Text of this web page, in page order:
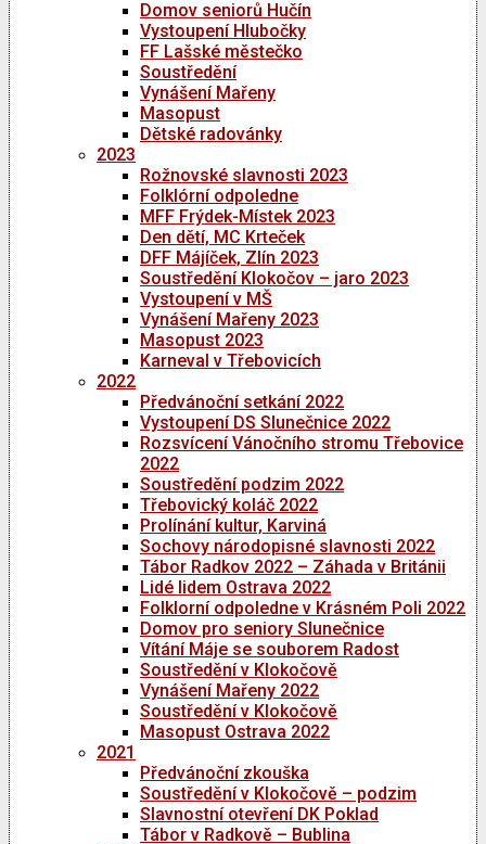
Domov seniorů Hučín
Vystoupení Hlubočky
FF Lašské městečko
Soustředění
Vynášení Mařeny
Masopust
Dětské radovánky
2023
Rožnovské slavnosti 2023
Folklórní odpoledne
MFF Frýdek-Místek 2023
Den dětí, MC Krteček
DFF Májíček, Zlín 2023
Soustředění Klokočov – jaro 2023
Vystoupení v MŠ
Vynášení Mařeny 2023
Masopust 2023
Karneval v Třebovicích
2022
Předvánoční setkání 2022
Vystoupení DS Slunečnice 2022
Rozsvícení Vánočního stromu Třebovice
2022
Soustředění podzim 2022
Třebovický koláč 2022
Prolínání kultur, Karviná
Sochovy národopisné slavnosti 2022
Tábor Radkov 2022 – Záhada v Británii
Lidé lidem Ostrava 2022
Folklorní odpoledne v Krásném Poli 2022
Domov pro seniory Slunečnice
Vítání Máje se souborem Radost
Soustředění v Klokočově
Vynášení Mařeny 2022
Soustředění v Klokočově
Masopust Ostrava 2022
2021
Předvánoční zkouška
Soustředění v Klokočově – podzim
Slavnostní otevření DK Poklad
Tábor v Radkově – Bublina